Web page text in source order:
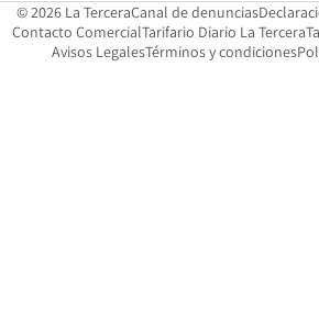
© 2026 La TerceraCanal de denunciasOpens
Contacto ComercialOpens in new window
Tarifario Diario La Tercera
Avisos LegalesOpens in new window
Términos y condiciones